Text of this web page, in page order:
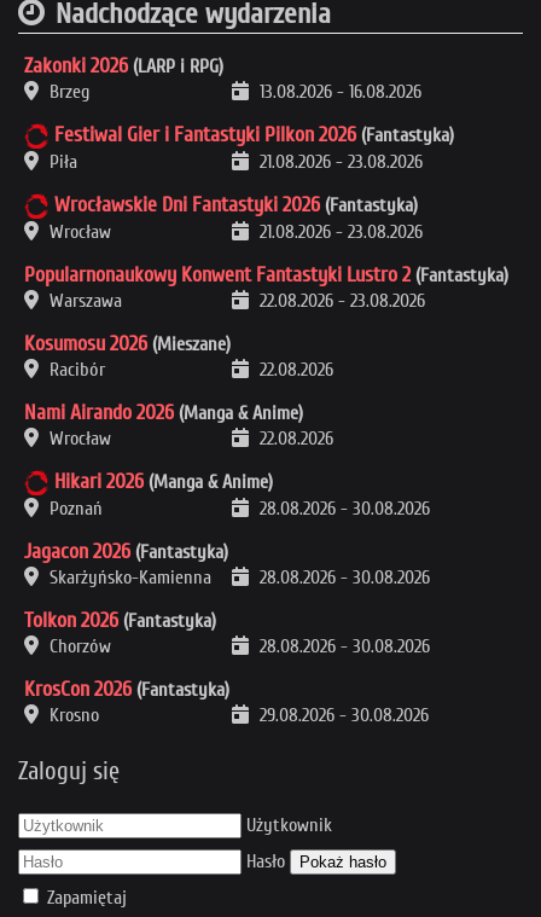
Nadchodzące wydarzenia
Zakonki 2026 (LARP i RPG)
Brzeg
13.08.2026 - 16.08.2026
Festiwal Gier i Fantastyki Pilkon 2026 (Fantastyka)
Piła
21.08.2026 - 23.08.2026
Wrocławskie Dni Fantastyki 2026 (Fantastyka)
Wrocław
21.08.2026 - 23.08.2026
Popularnonaukowy Konwent Fantastyki Lustro 2 (Fantastyka)
Warszawa
22.08.2026 - 23.08.2026
Kosumosu 2026 (Mieszane)
Racibór
22.08.2026
Nami Airando 2026 (Manga & Anime)
Wrocław
22.08.2026
Hikari 2026 (Manga & Anime)
Poznań
28.08.2026 - 30.08.2026
Jagacon 2026 (Fantastyka)
Skarżyńsko-Kamienna
28.08.2026 - 30.08.2026
Tolkon 2026 (Fantastyka)
Chorzów
28.08.2026 - 30.08.2026
KrosCon 2026 (Fantastyka)
Krosno
29.08.2026 - 30.08.2026
Zaloguj się
Użytkownik
Hasło
Pokaż hasło
Zapamiętaj